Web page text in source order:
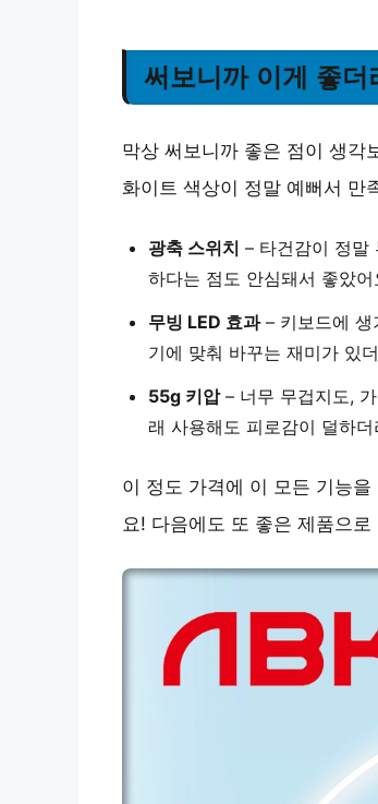
써보니까 이게 좋더
막상 써보니까 좋은 점이 생각
화이트 색상이 정말 예뻐서 만
광축 스위치 – 타건감이 정말
하다는 점도 안심돼서 좋았어
무빙 LED 효과– 키보드에 생
기에 맞춰 바꾸는 재미가 있
55g 키압– 너무 무겁지도,
래 사용해도 피로감이 덜하더
이 정도 가격에 이 모든 기능
요! 다음에도 또 좋은 제품으